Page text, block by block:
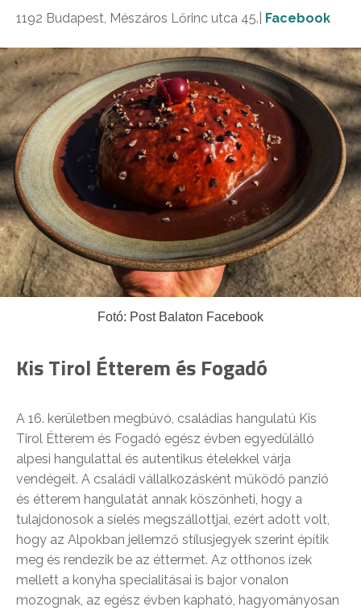
1192 Budapest, Mészáros Lőrinc utca 45.| Facebook
Fotó: Post Balaton Facebook
Kis Tirol Étterem és Fogadó
A 16. kerületben megbúvó, családias hangulatú Kis
Tirol Étterem és Fogadó egész évben egyedülálló
alpesi hangulattal és autentikus ételekkel várja
vendégeit. A családi vállalkozásként működő panzió
és étterem hangulatát annak köszönheti, hogy a
tulajdonosok a síelés megszállottjai, ezért adott volt,
hogy az Alpokban jellemző stílusjegyek szerint építik
meg és rendezik be az éttermet. Az otthonos ízek
mellett a konyha specialitásai is bajor vonalon
mozognak, az egész évben kapható, hagyományosan